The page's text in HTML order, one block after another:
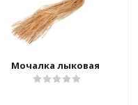
Мочалка лыковая